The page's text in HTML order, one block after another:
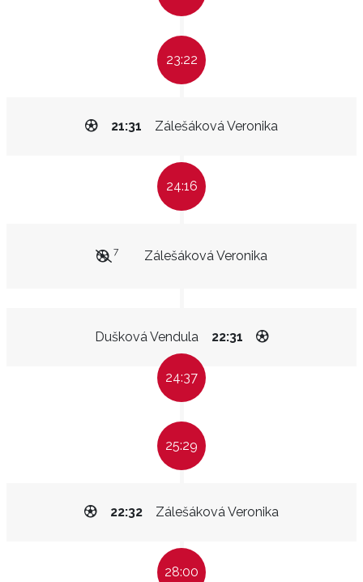
23:22
Zálešáková Veronika
21:31
24:16
Zálešáková Veronika
7
Dušková Vendula 22:31
24:37
25:29
Zálešáková Veronika
22:32
28:00